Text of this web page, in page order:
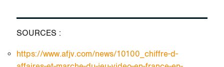
SOURCES :
https://www.afjv.com/news/10100_chiffre-d-